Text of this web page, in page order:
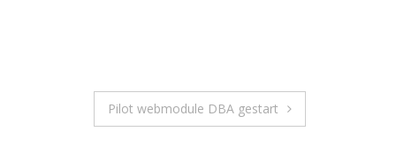
Pilot webmodule DBA gestart